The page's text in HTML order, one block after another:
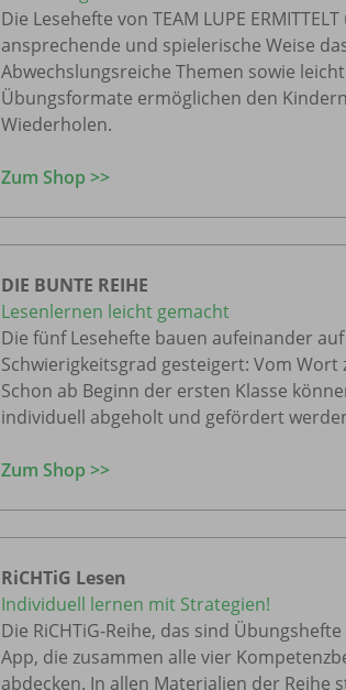
Die Lesehefte von TEAM LUPE
ansprechende und spielerische Weise
Abwechslungsreiche Themen sowie
Übungsformate ermöglichen den
Wiederholen.
Zum Shop >>
DIE BUNTE REIHE
Lesenlernen leicht gemacht
Die fünf Lesehefte bauen aufeinander
Schwierigkeitsgrad gesteigert: Vom Wort
Schon ab Beginn der ersten Klasse
individuell abgeholt und gefördert
Zum Shop >>
RiCHTiG Lesen
Individuell lernen mit Strategien!
Die RiCHTiG-Reihe, das sind
App, die zusammen alle vier
abdecken. In allen Materialien der